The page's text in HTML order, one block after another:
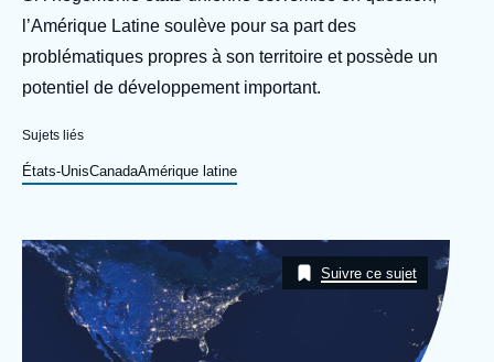
Analyses
Événements
Se connecter
Nous soutenir
À propos de l'Ifri
L'Ifri en bref
Recherches fréquentes
l’Amérique Latine soulève pour sa part des
problématiques propres à son territoire et possède un
potentiel de développement important.
Sujets liés
États-UnisCanadaAmérique latine
Image
Taxonomie
Suivre ce sujet